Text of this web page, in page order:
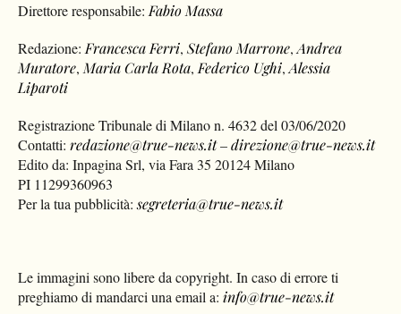
Direttore responsabile: Fabio Massa
Redazione: Francesca Ferri,Stefano Marrone,Andrea
Muratore, Maria Carla Rota, Federico Ughi,Alessia
Liparoti
Registrazione Tribunale di Milano n. 4632 del 03/06/2020
Contatti:redazione@true-news.it–direzione@true-news.it
Edito da: Inpagina Srl, via Fara 35 20124 Milano
PI 11299360963
Per la tua pubblicità:segreteria@true-news.it
Le immagini sono libere da copyright. In caso di errore ti
preghiamo di mandarci una email a: info@true-news.it